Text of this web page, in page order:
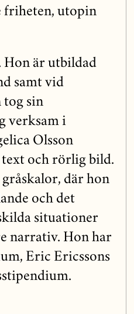
friheten, utopin
Hon är utbildad
samt vid
tog sin
verksam i
Olsson
och rörlig bild.
där hon
och det
situationer
narrativ. Hon har
Eric Ericssons